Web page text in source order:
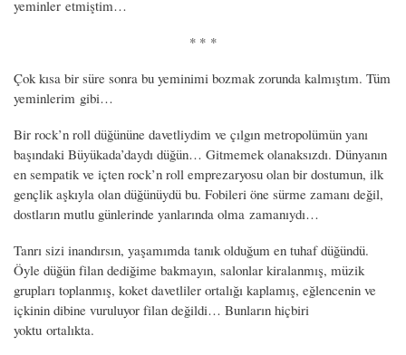
yeminler etmiştim…
* * *
Çok kısa bir süre sonra bu yeminimi bozmak zorunda kalmıştım. Tüm
yeminlerim gibi…
Bir rock’n roll düğününe davetliydim ve çılgın metropolümün yanı
başındaki Büyükada’daydı düğün… Gitmemek olanaksızdı. Dünyanın
en sempatik ve içten rock’n roll emprezaryosu olan bir dostumun, ilk
gençlik aşkıyla olan düğünüydü bu. Fobileri öne sürme zamanı değil,
dostların mutlu günlerinde yanlarında olma zamanıydı…
Tanrı sizi inandırsın, yaşamımda tanık olduğum en tuhaf düğündü.
Öyle düğün filan dediğime bakmayın, salonlar kiralanmış, müzik
grupları toplanmış, koket davetliler ortalığı kaplamış, eğlencenin ve
içkinin dibine vuruluyor filan değildi… Bunların hiçbiri
yoktu ortalıkta.